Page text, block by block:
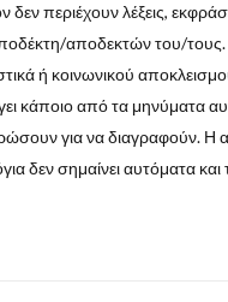
δεν περιέχουν λέξεις,
αποδεκτών του/τους.
ή κοινωνικού
κάποιο από τα μηνύματα
για να διαγραφούν. Η
δεν σημαίνει αυτόματα